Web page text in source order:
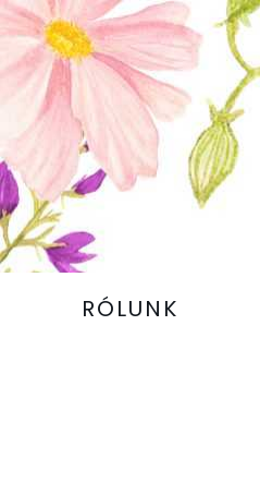
RÓLUNK